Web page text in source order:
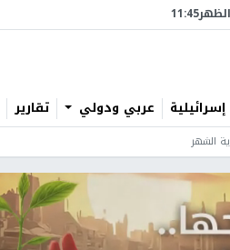
الظهر11:45
عربي ودولي تقارير
الشهر